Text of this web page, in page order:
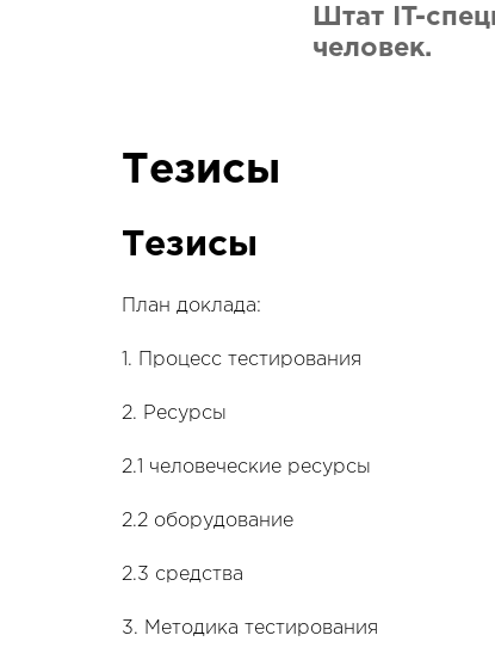
Штат IT-
человек.
Тезисы
Тезисы
План доклада:
1. Процесс тестирования
2. Ресурсы
2.1 человеческие ресурсы
2.2 оборудование
2.3 средства
3. Методика тестирования